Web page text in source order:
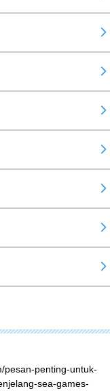
pesan-penting-untuk-
sea-games-